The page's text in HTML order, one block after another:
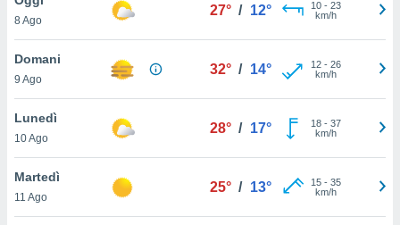
è
al sito
di
ci
di
il
8 Ago
27° / 12° 10- 23
km/h
Domani
9 Ago
32° / 14° 12- 26
km/h
Lunedì
10 Ago
28° / 17° 18- 37
km/h
Martedì
11 Ago
25° / 13° 15- 35
km/h